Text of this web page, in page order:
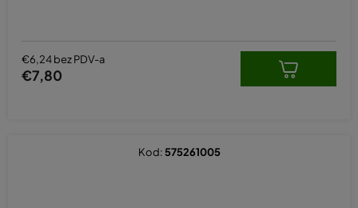
€6,24 bez PDV-a
€7,80
Kod: 575261005